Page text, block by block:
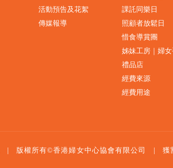
活動預告及花絮
傳媒報導
課託同樂日
照顧者放鬆日
惜食導賞團
姊妹工房｜婦
禮品店
經費來源
經費用途
版權所有©香港婦女中心協會有限公司 獲